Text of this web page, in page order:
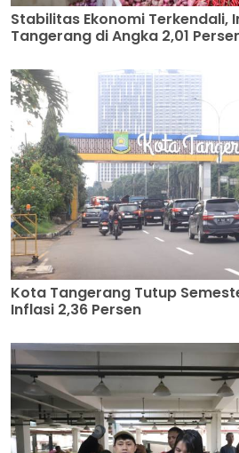
Stabilitas Ekonomi Terkendali,
Tangerang di Angka 2,01
Kota Tangerang Tutup
Inflasi 2,36 Persen